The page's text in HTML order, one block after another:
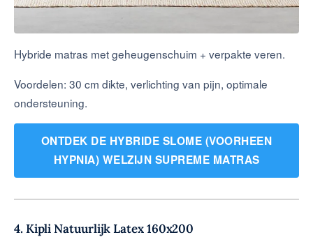
Hybride matras met geheugenschuim + verpakte veren.
Voordelen: 30 cm dikte, verlichting van pijn, optimale
ondersteuning.
ONTDEK DE HYBRIDE SLOME (VOORHEEN
HYPNIA) WELZIJN SUPREME MATRAS
4. Kipli Natuurlijk Latex 160x200